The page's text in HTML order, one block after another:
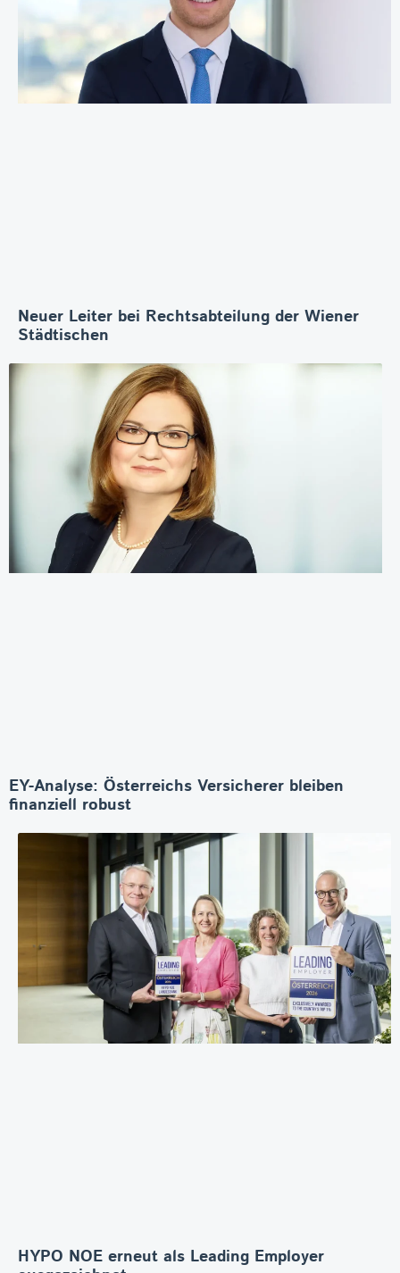
Neuer Leiter bei Rechtsabteilung der Wiener
Städtischen
EY-Analyse: Österreichs Versicherer bleiben
finanziell robust
HYPO NOE erneut als Leading Employer